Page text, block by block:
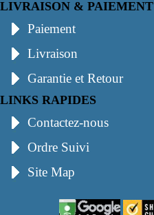
LIVRAISON & PAIEMENT
Paiement
Livraison
Garantie et Retour
LINKS RAPIDES
Contactez-nous
Ordre Suivi
Site Map